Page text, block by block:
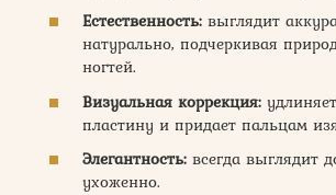
Естественность: выглядит
натурально, подчеркивая
ногтей.
Визуальная коррекция:
пластину и придает пальцам
Элегантность: всегда выглядит
ухоженно.